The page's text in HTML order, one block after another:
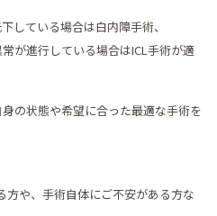
している場合は白内障手術、
が進行している場合はICL手術が適
の状態や希望に合った最適な手術を
方や、手術自体にご不安がある方な